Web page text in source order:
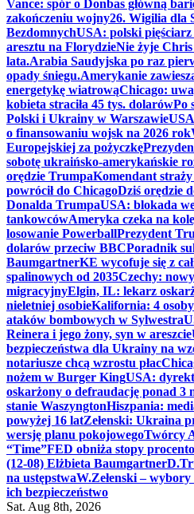
Vance: spór o Donbas główną
zakończeniu wojny26. Wigilia dla
BezdomnychUSA: polski
aresztu na FlorydzieNie żyje Chris
lata.Arabia Saudyjska po raz
opady śniegu.Amerykanie
energetykę wiatrowąChicago:
kobieta straciła 45 tys. dolarówPo
Polski i Ukrainy w Warszawie
o finansowaniu wojsk na 2026 rok
Europejskiej za pożyczkę
sobotę ukraińsko-amerykańskie
orędzie TrumpaKomendant
powrócił do ChicagoDziś orędzie
Donalda TrumpaUSA: blokada
tankowcówAmeryka czeka na
losowanie PowerballPrezydent
dolarów przeciw BBCPoradnik
BaumgartnerKE wycofuje się z
spalinowych od 2035Czechy:
migracyjnyElgin, IL: lekarz
nieletniej osobieKalifornia: 4
ataków bombowych w Sylwestra
Reinera i jego żony, syn w areszcie
bezpieczeństwa dla Ukrainy na
notariusze chcą wzrostu płac
nożem w Burger KingUSA:
oskarżony o defraudację ponad 3
stanie WaszyngtonHiszpania:
powyżej 16 latZełenski: Ukraina
wersję planu pokojowegoTwórcy
“Time”FED obniża stopy
(12-08) Elżbieta Baumgartner
na ustępstwaW.Zełenski –
ich bezpieczeństwo
Sat. Aug 8th, 2026